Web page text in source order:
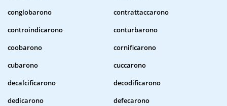
conglobarono
contrattaccarono
controindicarono
conturbarono
coobarono
cornificarono
cubarono
cuccarono
decalcificarono
decodificarono
dedicarono
defecarono